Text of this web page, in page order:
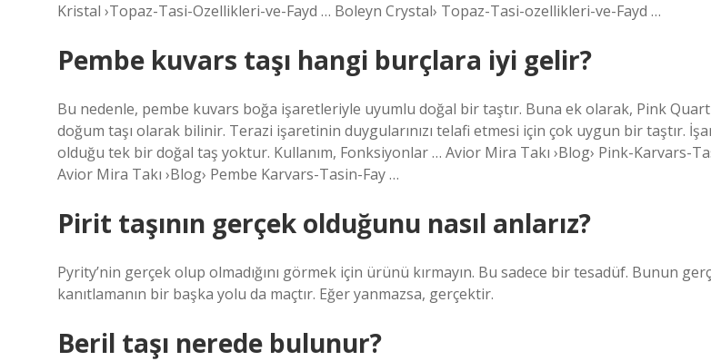
Kristal ›Topaz-Tasi-Ozellikleri-ve-Fayd … Boleyn Crystal› Topaz-Tasi-ozellikleri-ve-Fayd …
Pembe kuvars taşı hangi burçlara iyi gelir?
Bu nedenle, pembe kuvars boğa işaretleriyle uyumlu doğal bir taştır. Buna ek olarak, Pink
doğum taşı olarak bilinir. Terazi işaretinin duygularınızı telafi etmesi için çok uygun bir taştır.
olduğu tek bir doğal taş yoktur. Kullanım, Fonksiyonlar … Avior Mira Takı ›Blog› Pink-Karvars-
Avior Mira Takı ›Blog› Pembe Karvars-Tasin-Fay …
Pirit taşının gerçek olduğunu nasıl anlarız?
Pyrity’nin gerçek olup olmadığını görmek için ürünü kırmayın. Bu sadece bir tesadüf. Bunun
kanıtlamanın bir başka yolu da maçtır. Eğer yanmazsa, gerçektir.
Beril taşı nerede bulunur?